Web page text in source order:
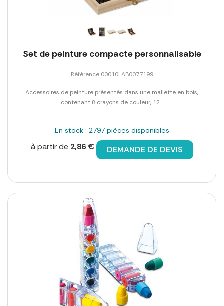
Set de peinture compacte personnalisable
Référence 00010LAB0077199
Accessoires de peinture présentés dans une mallette en bois,
contenant 8 crayons de couleur, 12...
En stock : 2797 pièces disponibles
à partir de 2,86 € DEMANDE DE DEVIS